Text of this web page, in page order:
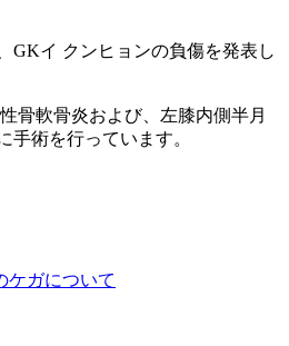
GKイ クンヒョンの負傷を発表し
骨軟骨炎および、左膝内側半月
手術を行っています。
ケガについて